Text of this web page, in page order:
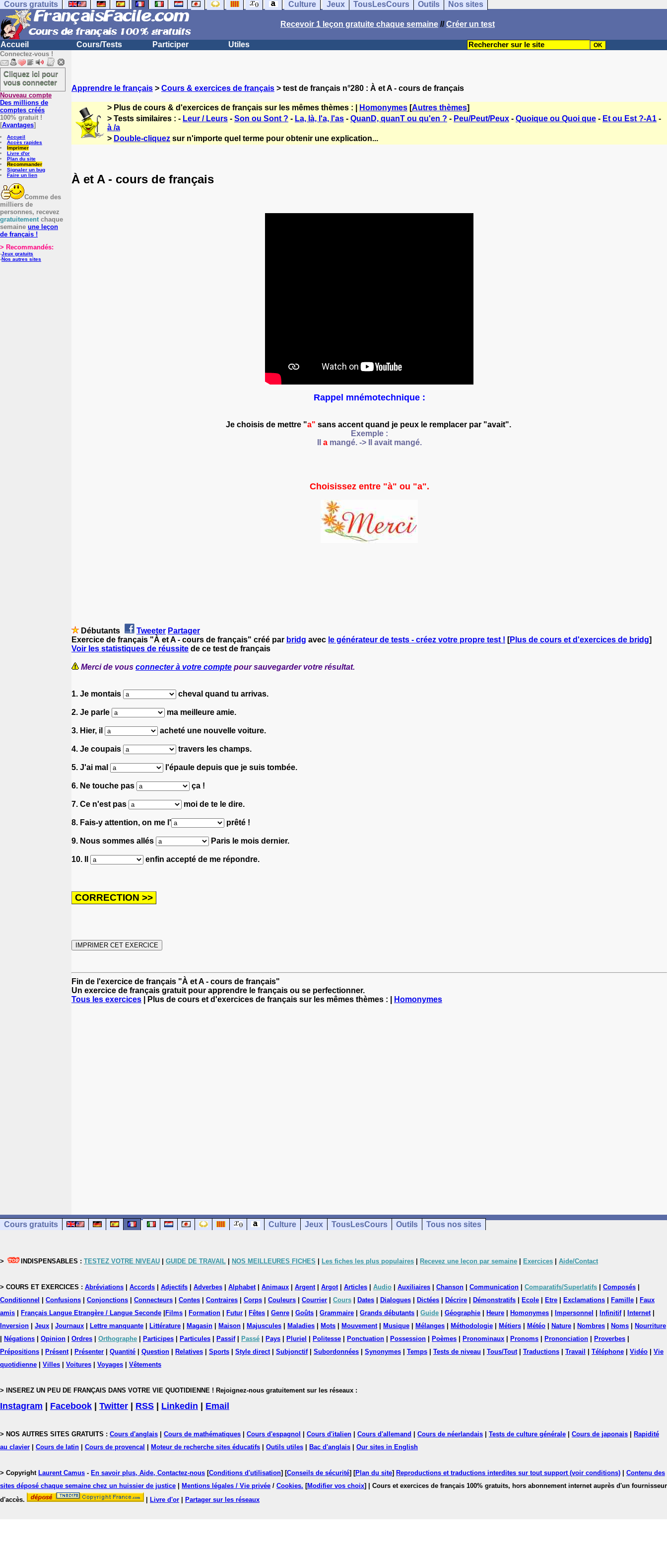
Cours gratuits Culture Jeux TousLesCours Outils Nos sites
Recevoir 1 leçon gratuite chaque semaine //Créer un test
Accueil Cours/Tests Participer Utiles
Connectez-vous !
Cliquez ici pour
vous connecter
Nouveau compte
Des millions de
comptes créés
100% gratuit !
[Avantages]
Accueil
Accès rapides
Imprimer
Livre d'or
Plan du site
Recommander
Signaler un bug
Faire un lien
Comme des
milliers de
personnes, recevez
gratuitementchaque
semaine une leçon
de français !
> Recommandés:
-Jeux gratuits
-Nos autres sites
Apprendre le français > Cours & exercices de français > test de français n°280 : À et A - cours de français
> Plus de cours & d'exercices de français sur les mêmes thèmes : | Homonymes [Autres thèmes]
> Tests similaires : - Leur / Leurs - Son ou Sont ? - La, là, l'a, l'as - QuanD, quanT ou qu'en ? - Peu/Peut/Peux - Quoique ou Quoi que - Et ou Est ?-A1 -
à /a
> Double-cliquez sur n'importe quel terme pour obtenir une explication...
À et A - cours de français
Rappel mnémotechnique :
Je choisis de mettre "a" sans accentquand je peux le remplacer par "avait".
Exemple :
a mangé. -> Il avaitmangé.
Choisissez entre "à" ou "a".
Débutants Tweeter Partager
Exercice de français "À et A - cours de français" créé par bridg avec le générateur de tests - créez votre propre test ! [Plus de cours et d'exercices de bridg]
Voir les statistiques de réussite de ce test de français
Merci de vous connecter à votre compte pour sauvegarder votre résultat.
1. Je montais cheval quand tu arrivas.
2. Je parle ma meilleure amie.
3. Hier, il acheté une nouvelle voiture.
4. Je coupais travers les champs.
5. J'ai mal l'épaule depuis que je suis tombée.
6. Ne touche pas ça !
7. Ce n'est pas moi de te le dire.
8. Fais-y attention, on me l' prêté !
9. Nous sommes allés Paris le mois dernier.
10. Il enfin accepté de me répondre.
Fin de l'exercice de français "À et A - cours de français"
Un exercice de français gratuit pour apprendre le français ou se perfectionner.
Tous les exercices | Plus de cours et d'exercices de français sur les mêmes thèmes : | Homonymes
Cours gratuits Culture Jeux TousLesCours Outils Tous nos sites
> INDISPENSABLES : TESTEZ VOTRE NIVEAU GUIDE DE TRAVAIL NOS MEILLEURES FICHES Les fiches les plus populaires Recevez une leçon par semaine Exercices Aide/Contact
> COURS ET EXERCICES : Abréviations Accords Adjectifs Adverbes Alphabet| Animaux Argent| Argot| Articles Audio Auxiliaires Chanson Communication Comparatifs/Superlatifs Composés
Conditionnel
Confusions Conjonctions Connecteurs Contes Contraires Corps Couleurs Courrier Cours Dates Dialogues Dictées Décrire Démonstratifs Ecole Etre Exclamations Famille
Faux
amis
Français Langue Etrangère / Langue Seconde Films Formation Futur Fêtes Genre Goûts Grammaire Grands débutants Guide Géographie Heure Homonymes Impersonnel Infinitif| Internet|
Inversion
Jeux Journaux Lettre manquante Littérature Magasin Maison Majuscules Maladies Mots Mouvement| Musique Mélanges Méthodologie Métiers Météo Nature Nombres Noms
Nourriture
Négations Opinion Ordres Orthographe Participes Particules Passif| Passé Pays Pluriel Politesse Ponctuation Possession Poèmes Pronominaux Pronoms Prononciation Proverbes
Prépositions
Présent| Présenter Quantité Question Relatives Sports Style direct| Subjonctif| Subordonnées Synonymes Temps Tests de niveau Tous/Tout| Traductions Travail Téléphone Vidéo
Vie
quotidienne
Villes Voitures Voyages Vêtements
> INSEREZ UN PEU DE FRANÇAIS DANS VOTRE VIE QUOTIDIENNE ! Rejoignez-nous gratuitement sur les réseaux :
Instagram Facebook Twitter RSS Linkedin Email
> NOS AUTRES SITES GRATUITS : Cours d'anglais Cours de mathématiques Cours d'espagnol Cours d'italien Cours d'allemand Cours de néerlandais Tests de culture générale Cours de japonais
Rapidité
au clavier
Cours de latin Cours de provencal Moteur de recherche sites éducatifs Outils utiles Bac d'anglais Our sites in English
> Copyright Laurent Camus - En savoir plus, Aide, Contactez-nous [Conditions d'utilisation] [Conseils de sécurité] [Plan du site] Reproductions et traductions interdites sur tout support (voir conditions)
Contenu des
sites déposé chaque semaine chez un huissier de justice
Mentions légales / Vie privée / Cookies. [Modifier vos choix]
| Cours et exercices de français 100% gratuits, hors abonnement internet auprès d'un fournisseur
d'accès.
Livre d'or Partager sur les réseaux